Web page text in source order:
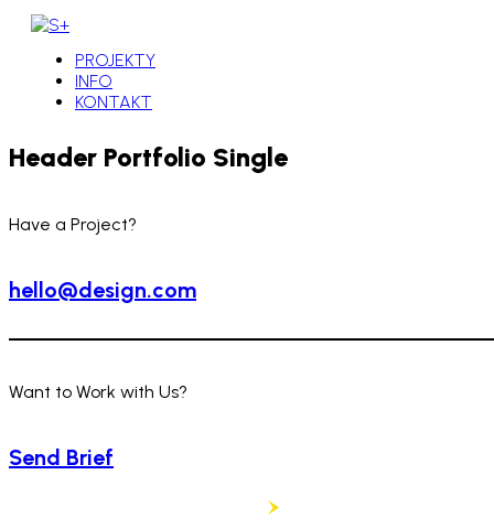
PROJEKTY
INFO
KONTAKT
Header Portfolio Single
Have a Project?
hello@design.com
Want to Work with Us?
Send Brief